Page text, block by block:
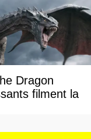
Dragon
filment la